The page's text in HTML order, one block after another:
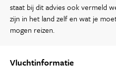
staat bij dit advies ook vermeld
zijn in het land zelf en wat je
mogen reizen.
Vluchtinformatie